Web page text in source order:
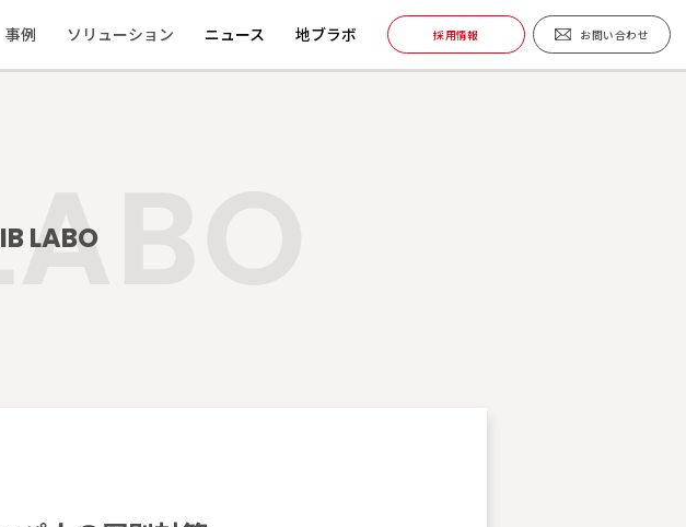
事例 ソリューション ニュース 地ブラボ 採用情報 お問い合わせ
LABO